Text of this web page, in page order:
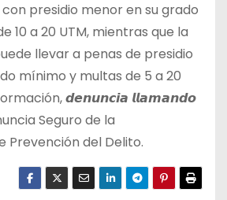
presidio menor en su grado
10 a 20 UTM, mientras que la
llevar a penas de presidio
mínimo y multas de 5 a 20
𝙙𝙚𝙣𝙪𝙣𝙘𝙞𝙖 𝙡𝙡𝙖𝙢𝙖𝙣𝙙𝙤
Seguro de la
Prevención del Delito.